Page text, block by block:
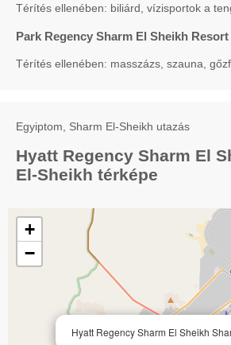
Térítés ellenében: biliárd, vízisportok a
Park Regency Sharm El Sheikh
Térítés ellenében: masszázs, szauna,
Egyiptom, Sharm El-Sheikh utazás
Hyatt Regency Sharm El
El-Sheikh térképe
Hyatt Regency Sharm El Sheikh
+
−